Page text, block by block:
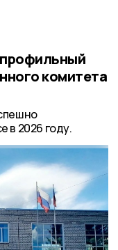
комитета
в 2026 году.